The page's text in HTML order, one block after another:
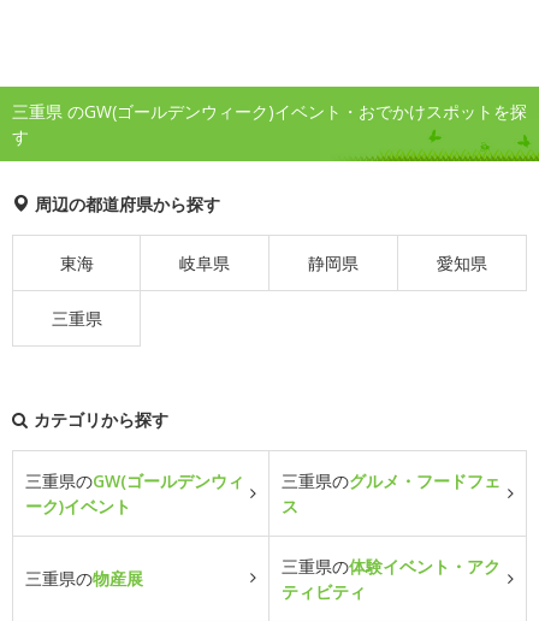
三重県 のGW(ゴールデンウィーク)イベント・おでかけスポットを探
す
周辺の都道府県から探す
東海 岐阜県 静岡県 愛知県
三重県
カテゴリから探す
三重県のGW(ゴールデンウィ
ーク)イベント
三重県のグルメ・フードフェ
ス
三重県の物産展
三重県の体験イベント・アク
ティビティ